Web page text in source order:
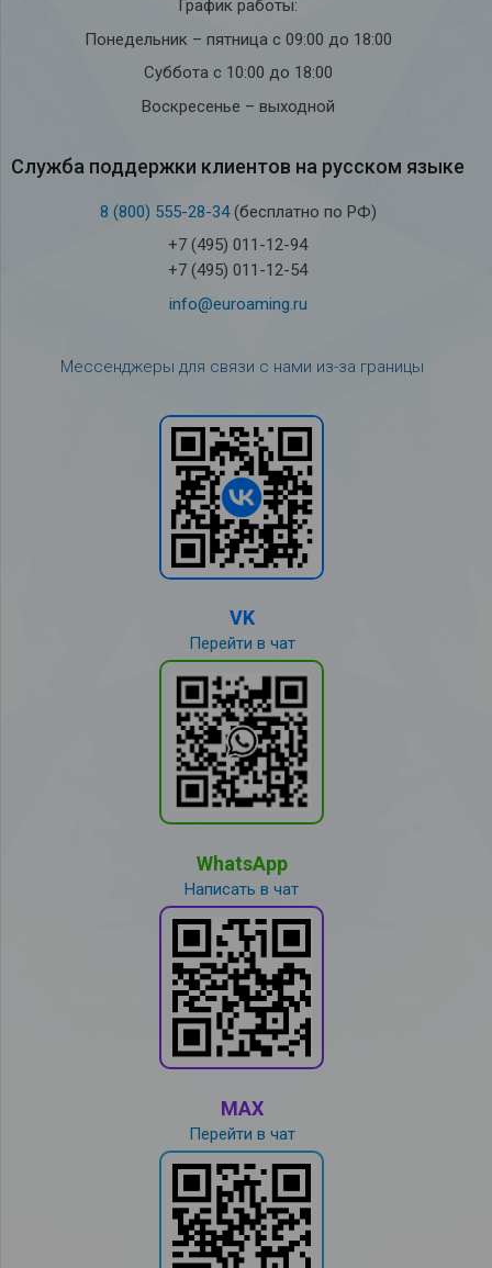
График работы:
Понедельник – пятница с 09:00 до 18:00
Суббота с 10:00 до 18:00
Воскресенье – выходной
Служба под­держки кли­ен­тов на рус­ском языке
8 (800) 555-28-34(бесплатно по РФ)
+7 (495) 011-12-94
+7 (495) 011-12-54
info@euroaming.ru
Мессенджеры для связи с нами из-за границы
VK
Перейти в чат
WhatsApp
Написать в чат
MAX
Перейти в чат